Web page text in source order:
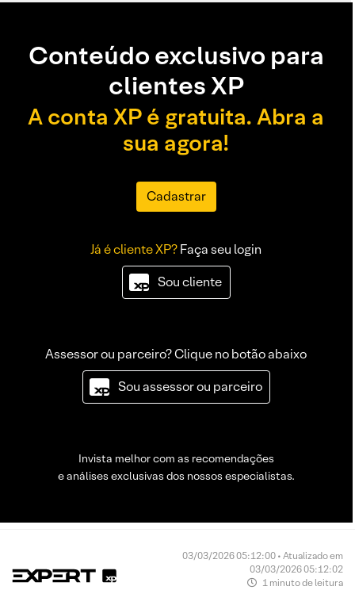
Conteúdo exclusivo para
clientes XP
A conta XP é gratuita. Abra a
sua agora!
Cadastrar
Já é cliente XP?Faça seu login
Sou cliente
Assessor ou parceiro? Clique no botão abaixo
Sou assessor ou parceiro
Invista melhor com as recomendações
e análises exclusivas dos nossos especialistas.
03/03/2026 05:12:00 • Atualizado em
03/03/2026 05:12:02
1 minuto de leitura